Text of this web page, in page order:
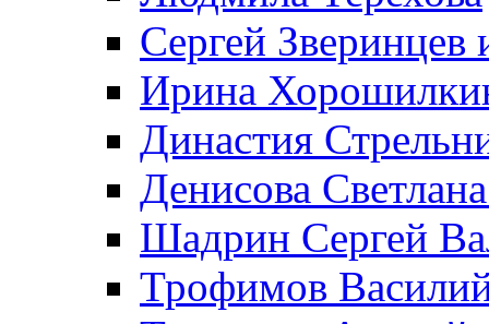
Сергей Зверинцев
Ирина
Династия
Денисова
Шадрин Сергей
Трофимов